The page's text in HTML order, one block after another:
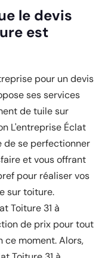
le devis
est
pour un devis
ses services
de tuile sur
L'entreprise Éclat
de se perfectionner
et vous offrant
pour réaliser vos
sur toiture.
Toiture 31 à
de prix pour tout
ce moment. Alors,